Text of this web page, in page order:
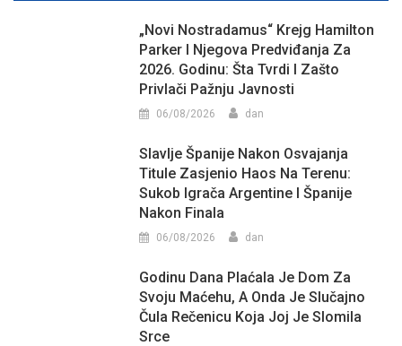
„Novi Nostradamus“ Krejg Hamilton
Parker I Njegova Predviđanja Za
2026. Godinu: Šta Tvrdi I Zašto
Privlači Pažnju Javnosti
06/08/2026 dan
Slavlje Španije Nakon Osvajanja
Titule Zasjenio Haos Na Terenu:
Sukob Igrača Argentine I Španije
Nakon Finala
06/08/2026 dan
Godinu Dana Plaćala Je Dom Za
Svoju Maćehu, A Onda Je Slučajno
Čula Rečenicu Koja Joj Je Slomila
Srce